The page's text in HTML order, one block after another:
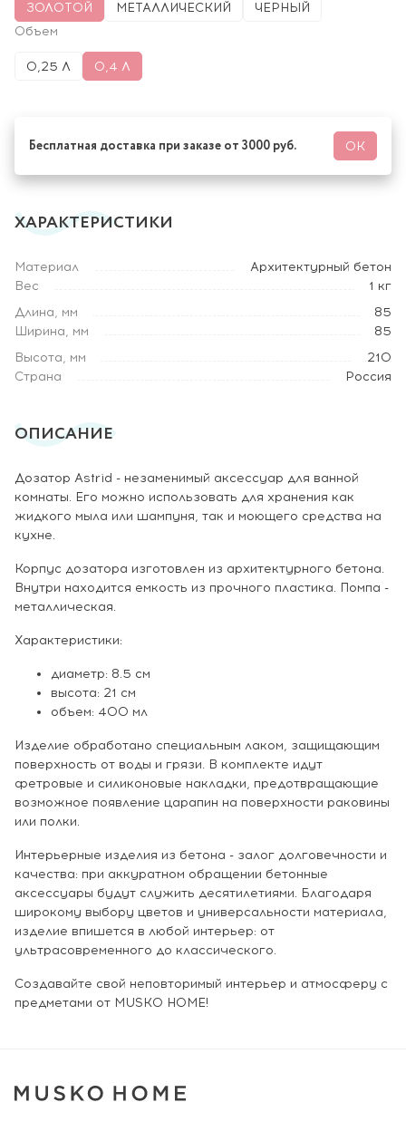
ЗОЛОТОЙ МЕТАЛЛИЧЕСКИЙ
ЧЕРНЫЙ
Объем
0,25 Л 0,4 Л
Бесплатная доставка при заказе от 3000 руб. ОК
ХАРАКТЕРИСТИКИ
Материал
Архитектурный бетон
Вес
1 кг
Длина, мм
85
Ширина, мм
85
Высота, мм
210
Страна
Россия
ОПИСАНИЕ
Дозатор Astrid - незаменимый аксессуар для ванной
комнаты. Его можно использовать для хранения как
жидкого мыла или шампуня, так и моющего средства на
кухне.
Корпус дозатора изготовлен из архитектурного бетона.
Внутри находится емкость из прочного пластика. Помпа -
металлическая.
Характеристики:
диаметр: 8.5 см
высота: 21 см
объем: 400 мл
Изделие обработано специальным лаком, защищающим
поверхность от воды и грязи. В комплекте идут
фетровые и силиконовые накладки, предотвращающие
возможное появление царапин на поверхности раковины
или полки.
Интерьерные изделия из бетона - залог долговечности и
качества: при аккуратном обращении бетонные
аксессуары будут служить десятилетиями. Благодаря
широкому выбору цветов и универсальности материала,
изделие впишется в любой интерьер: от
ультрасовременного до классического.
Создавайте свой неповторимый интерьер и атмосферу с
предметами от MUSKO HOME!